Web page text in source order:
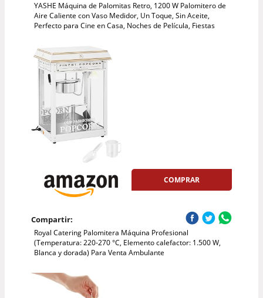
YASHE Máquina de Palomitas Retro, 1200 W Palomitero de
Aire Caliente con Vaso Medidor, Un Toque, Sin Aceite,
Perfecto para Cine en Casa, Noches de Película, Fiestas
COMPRAR
Compartir:
Royal Catering Palomitera Máquina Profesional
(Temperatura: 220-270 °C, Elemento calefactor: 1.500 W,
Blanca y dorada) Para Venta Ambulante